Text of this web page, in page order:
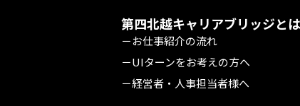
第四北越キャリアブリッジと
－お仕事紹介の流れ
－UIターンをお考えの方へ
－経営者・人事担当者様へ